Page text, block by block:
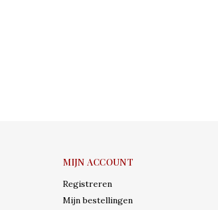
MIJN ACCOUNT
Registreren
Mijn bestellingen